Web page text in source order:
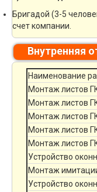
Бригадой (3-5
счет компании.
Внутренняя
Наименование
Монтаж листов
Монтаж листов
Монтаж листов
Монтаж листов
Монтаж листов
Устройство
Монтаж
Устройство